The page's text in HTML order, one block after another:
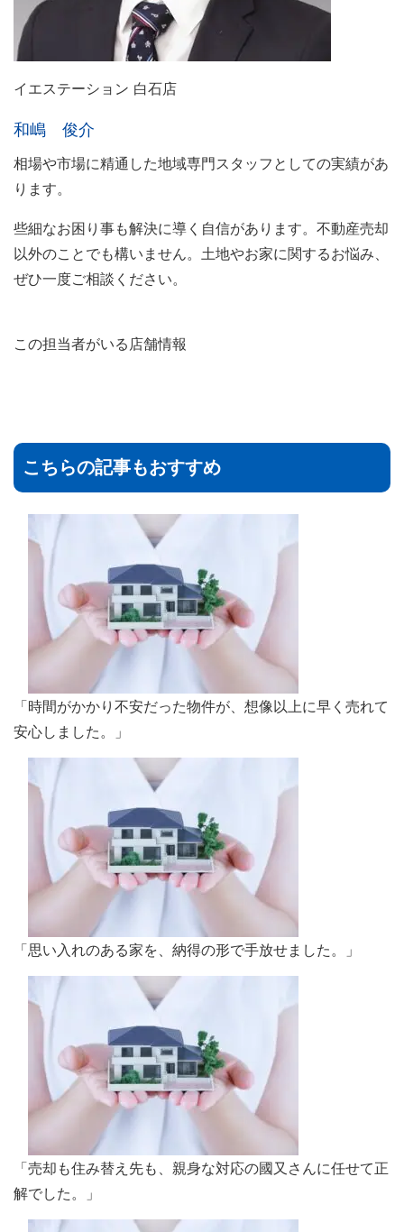
イエステーション 白石店
和嶋 俊介
相場や市場に精通した地域専門スタッフとしての実績があ
ります。
些細なお困り事も解決に導く自信があります。不動産売却
以外のことでも構いません。土地やお家に関するお悩み、
ぜひ一度ご相談ください。
この担当者がいる店舗情報
こちらの記事もおすすめ
「時間がかかり不安だった物件が、想像以上に早く売れて
安心しました。」
「思い入れのある家を、納得の形で手放せました。」
「売却も住み替え先も、親身な対応の國又さんに任せて正
解でした。」